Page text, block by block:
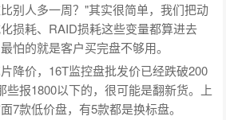
别人多一周？"其实很简单，我们把动
损耗、RAID损耗这些变量都算进去
怕的就是客户买完盘不够用。
降价，16T监控盘批发价已经跌破200
些报1800以下的，很可能是翻新货。上
7款低价盘，有5款都是换标盘。